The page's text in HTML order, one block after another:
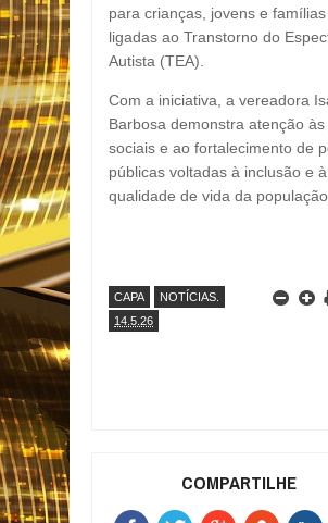
para crianças, jovens e famílias
ligadas ao Transtorno do
Autista (TEA).
Com a iniciativa, a vereadora
Barbosa demonstra atenção
sociais e ao fortalecimento de
públicas voltadas à inclusão e à
qualidade de vida da população.
CAPA
NOTÍCIAS.
14.5.26
COMPARTILHE